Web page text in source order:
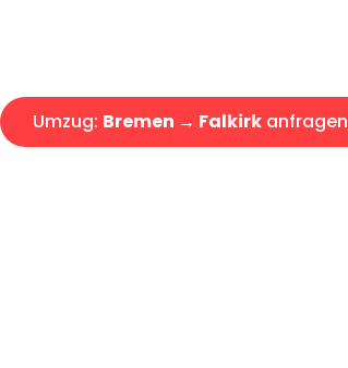
Umzug: Bremen → Falkirk anfragen